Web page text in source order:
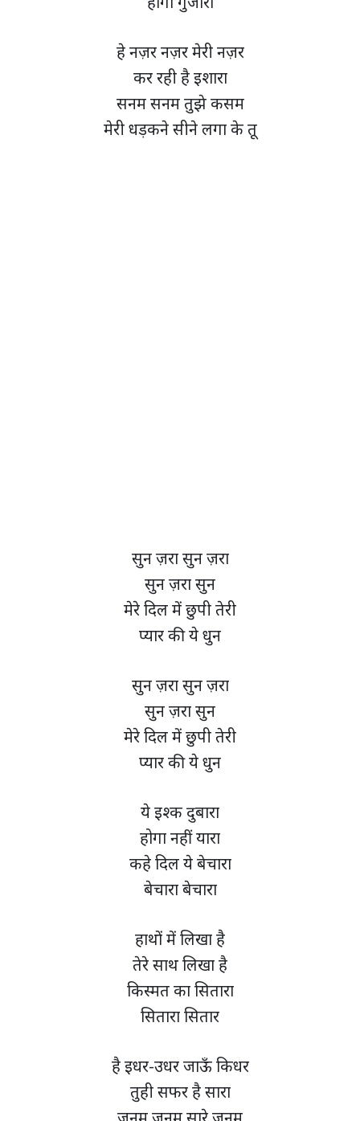
हे नज़र नज़र मेरी नज़र
कर रही है इशारा
सनम सनम तुझे कसम
मेरी धड़कने सीने लगा के तू
सुन ज़रा सुन ज़रा
सुन ज़रा सुन
मेरे दिल में छुपी तेरी
प्यार की ये धुन
सुन ज़रा सुन ज़रा
सुन ज़रा सुन
मेरे दिल में छुपी तेरी
प्यार की ये धुन
ये इश्क दुबारा
होगा नहीं यारा
कहे दिल ये बेचारा
बेचारा बेचारा
हाथों में लिखा है
तेरे साथ लिखा है
किस्मत का सितारा
सितारा सितार
है इधर-उधर जाऊँ किधर
तुही सफर है सारा